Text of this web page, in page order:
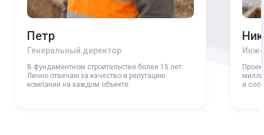
Петр
Генеральный директор
В фундаментном строительстве более 15 лет.
Лично отвечаю за качество и репутацию
компании на каждом объекте.
и